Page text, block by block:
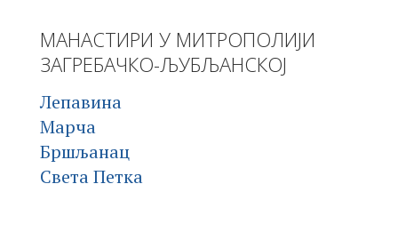
МАНАСТИРИ У МИТРОПОЛИЈИ
ЗАГРЕБАЧКО-ЉУБЉАНСКОЈ
Лепавина
Марча
Бршљанац
Света Петка